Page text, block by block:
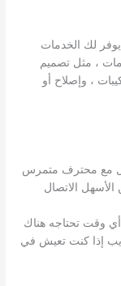
لك الخدمات
، مثل تصميم
، وإصلاح أو
مع محترف متمرس
الاتصال
وقت تحتاجه هناك
إذا كنت تعيش في